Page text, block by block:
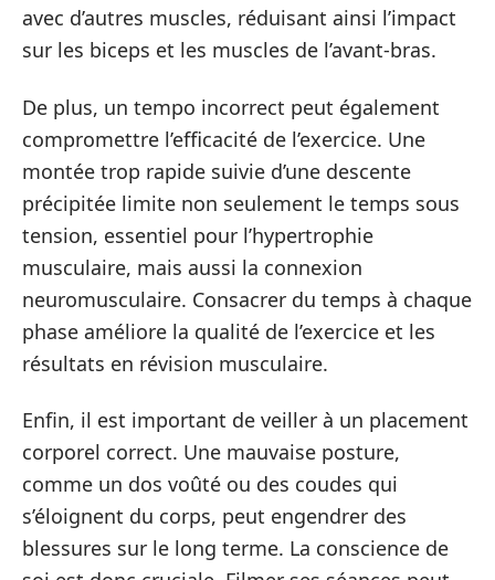
avec d’autres muscles, réduisant ainsi l’impact
sur les biceps et les muscles de l’avant-bras.
De plus, un tempo incorrect peut également
compromettre l’efficacité de l’exercice. Une
montée trop rapide suivie d’une descente
précipitée limite non seulement le temps sous
tension, essentiel pour l’hypertrophie
musculaire, mais aussi la connexion
neuromusculaire. Consacrer du temps à chaque
phase améliore la qualité de l’exercice et les
résultats en révision musculaire.
Enfin, il est important de veiller à un placement
corporel correct. Une mauvaise posture,
comme un dos voûté ou des coudes qui
s’éloignent du corps, peut engendrer des
blessures sur le long terme. La conscience de